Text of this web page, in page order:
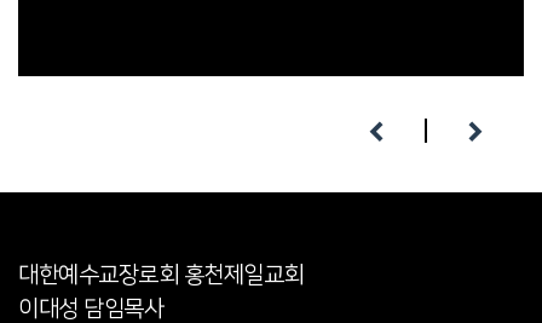
대한예수교장로회 홍천제일교회
이대성 담임목사